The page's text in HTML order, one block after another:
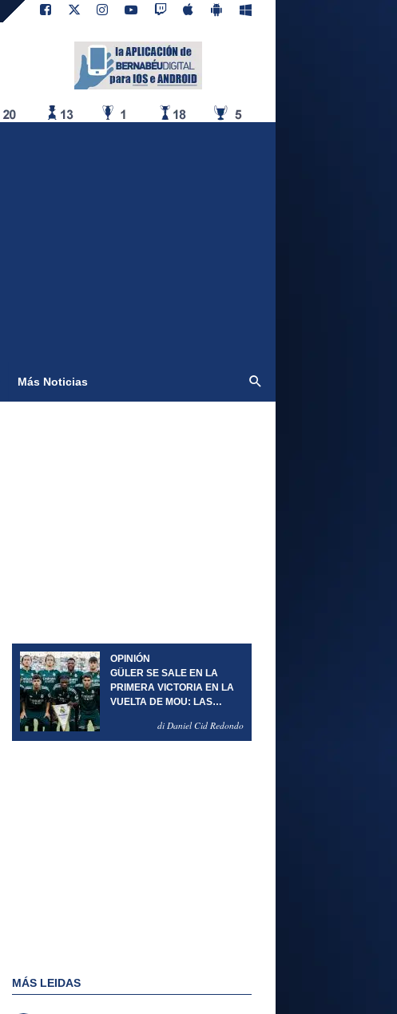
Más Noticias
OPINIÓN
GÜLER SE SALE EN LA
PRIMERA VICTORIA EN LA
VUELTA DE MOU: LAS
1-2 REAL MADRIDdi Daniel Cid Redondo
MÁS LEIDAS